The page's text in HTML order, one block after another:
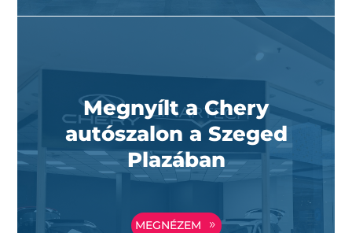
Megnyílt a Chery
autószalon a Szeged
Plazában
MEGNÉZEM